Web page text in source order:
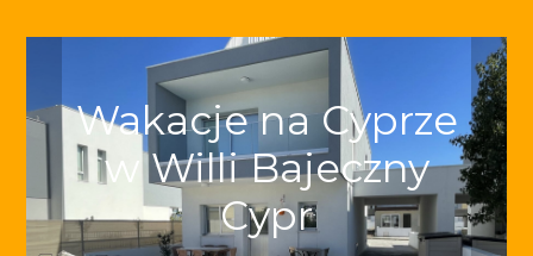
Wakacje na Cyprze
w Willi Bajeczny
Cypr